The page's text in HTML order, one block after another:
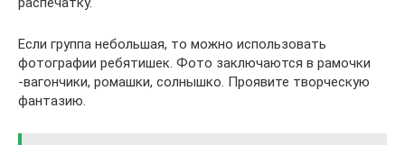
Если группа небольшая, то можно использовать
фотографии ребятишек. Фото заключаются в рамочки
-вагончики, ромашки, солнышко. Проявите творческую
фантазию.